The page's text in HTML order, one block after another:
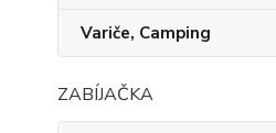
Variče, Camping
ZABÍJAČKA